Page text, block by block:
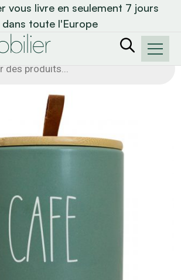
vous livre en seulement 7 jours
dans toute l'Europe